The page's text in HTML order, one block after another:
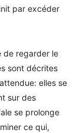
par excéder
de regarder le
sont décrites
elles se
sur des
se prolonge
ce qui,